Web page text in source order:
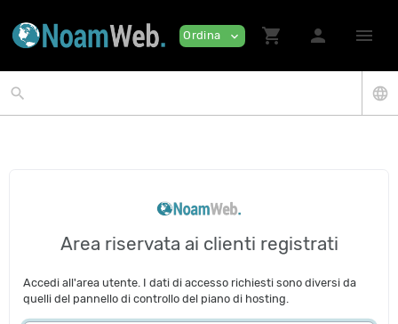
Ordina expand_more shopping_cart person menu
search language
Area riservata ai clienti registrati
Accedi all'area utente. I dati di accesso richiesti sono diversi da
quelli del pannello di controllo del piano di hosting.